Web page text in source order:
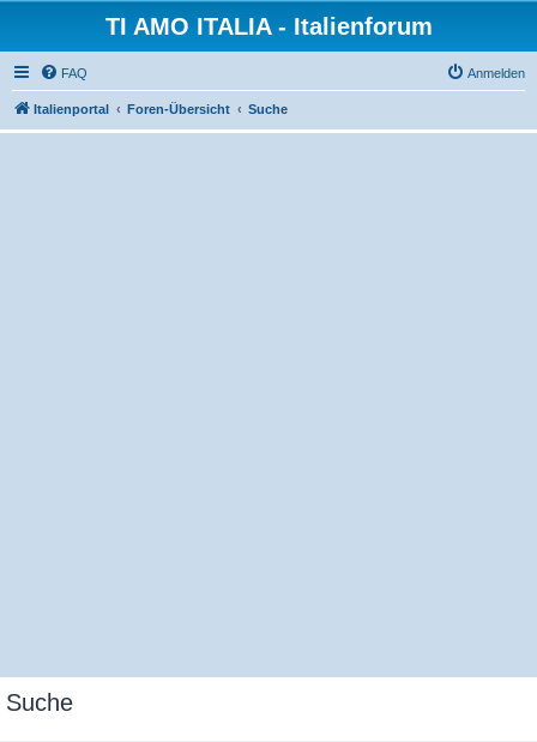
TI AMO ITALIA - Italienforum
FAQ Anmelden
Italienportal Foren-Übersicht Suche
Suche